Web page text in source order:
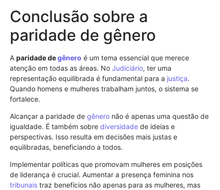
Conclusão sobre a
paridade de gênero
A paridade degênero é um tema essencial que merece
atenção em todas as áreas. No Judiciário, ter uma
representação equilibrada é fundamental para a justiça.
Quando homens e mulheres trabalham juntos, o sistema se
fortalece.
Alcançar a paridade de gênero não é apenas uma questão de
igualdade. É também sobre diversidade de ideias e
perspectivas. Isso resulta em decisões mais justas e
equilibradas, beneficiando a todos.
Implementar políticas que promovam mulheres em posições
de liderança é crucial. Aumentar a presença feminina nos
tribunais traz benefícios não apenas para as mulheres, mas